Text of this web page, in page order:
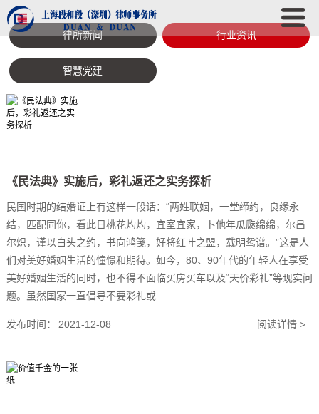
律所新闻 行业资讯
智慧党建
《民法典》实施后，彩礼返还之实务探析
民国时期的结婚证上有这样一段话：“两姓联姻，一堂缔约，良缘永
结，匹配同你，看此日桃花灼灼，宜室宜家，卜他年瓜瓞绵绵，尔昌
尔炽，谨以白头之约，书向鸿笺，好将红叶之盟，载明鸳谱。”这是人
们对美好婚姻生活的憧憬和期待。如今，80、90年代的年轻人在享受
美好婚姻生活的同时，也不得不面临买房买车以及“天价彩礼”等现实问
题。虽然国家一直倡导不要彩礼或...
发布时间： 2021-12-08 阅读详情 >